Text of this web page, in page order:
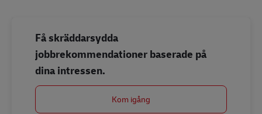
Få skräddarsydda
jobbrekommendationer baserade på
dina intressen.
Kom igång